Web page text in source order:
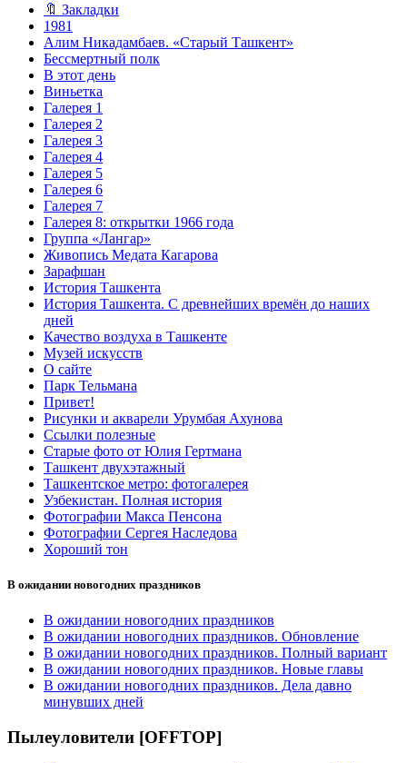
🔖 Закладки
1981
Алим Никадамбаев. «Старый Ташкент»
Бессмертный полк
В этот день
Виньетка
Галерея 1
Галерея 2
Галерея 3
Галерея 4
Галерея 5
Галерея 6
Галерея 7
Галерея 8: открытки 1966 года
Группа «Лангар»
Живопись Медата Кагарова
Зарафшан
История Ташкента
История Ташкента. С древнейших времён до наших
дней
Качество воздуха в Ташкенте
Музей искусств
О сайте
Парк Тельмана
Привет!
Рисунки и акварели Урумбая Ахунова
Ссылки полезные
Старые фото от Юлия Гертмана
Ташкент двухэтажный
Ташкентское метро: фотогалерея
Узбекистан. Полная история
Фотографии Макса Пенсона
Фотографии Сергея Наследова
Хороший тон
В ожидании новогодних праздников
В ожидании новогодних праздников
В ожидании новогодних праздников. Обновление
В ожидании новогодних праздников. Полный вариант
В ожидании новогодних праздников. Новые главы
В ожидании новогодних праздников. Дела давно
минувших дней
Пылеуловители [OFFTOP]